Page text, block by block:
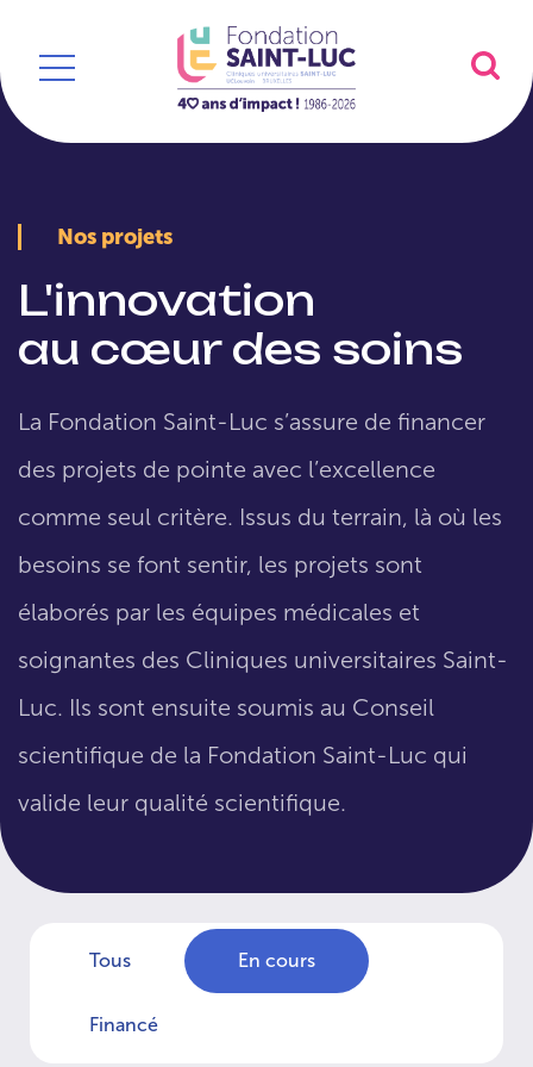
Nos projets
L'innovation
au cœur des soins
La Fondation Saint-Luc s’assure de financer
des projets de pointe avec l’excellence
comme seul critère. Issus du terrain, là où les
besoins se font sentir, les projets sont
élaborés par les équipes médicales et
soignantes des Cliniques universitaires Saint-
Luc. Ils sont ensuite soumis au Conseil
scientifique de la Fondation Saint-Luc qui
valide leur qualité scientifique.
Tous En cours
Financé